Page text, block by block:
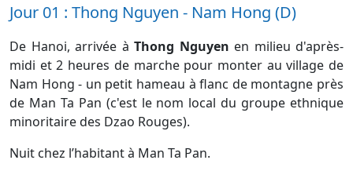
Jour 01 : Thong Nguyen - Nam Hong (D)
De Hanoi, arrivée à Thong Nguyen en milieu d'après-
midi et 2 heures de marche pour monter au village de
Nam Hong - un petit hameau à flanc de montagne près
de Man Ta Pan (c'est le nom local du groupe ethnique
minoritaire des Dzao Rouges).
Nuit chez l’habitant à Man Ta Pan.